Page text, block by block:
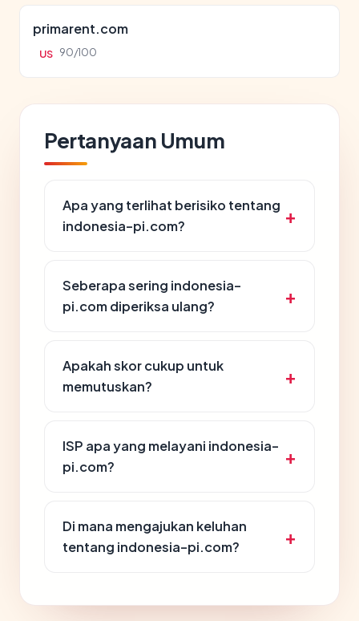
primarent.com
US 90/100
Pertanyaan Umum
Apa yang terlihat berisiko tentang
indonesia-pi.com?
Seberapa sering indonesia-
pi.com diperiksa ulang?
Apakah skor cukup untuk
memutuskan?
ISP apa yang melayani indonesia-
pi.com?
Di mana mengajukan keluhan
tentang indonesia-pi.com?